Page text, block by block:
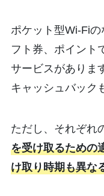
ポケット型Wi-Fi
フト券、ポイント
サービスがありま
キャッシュバック
ただし、それぞれ
を受け取るための
け取り時期も異な